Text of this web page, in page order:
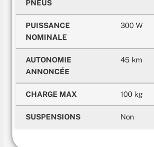
PNEUS
PUISSANCE
NOMINALE
300 W
AUTONOMIE
ANNONCÉE
45 km
CHARGE MAX 100 kg
SUSPENSIONS Non